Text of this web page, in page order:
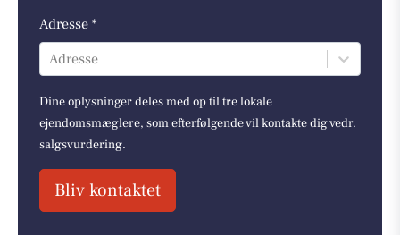
Adresse *
Adresse
Dine oplysninger deles med op til tre lokale
ejendomsmæglere, som efterfølgende vil kontakte dig vedr.
salgsvurdering.
Bliv kontaktet